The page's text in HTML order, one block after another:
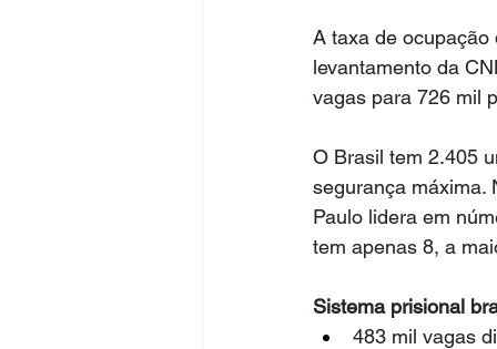
A taxa de
levantamento da
vagas para 726 mil
O Brasil tem 2.405
segurança máxima.
Paulo lidera em
tem apenas 8, a
Sistema prisional
483 mil vagas